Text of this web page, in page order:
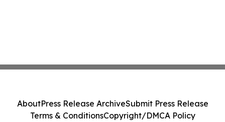
AboutPress Release ArchiveSubmit Press Release
Terms & ConditionsCopyright/DMCA Policy